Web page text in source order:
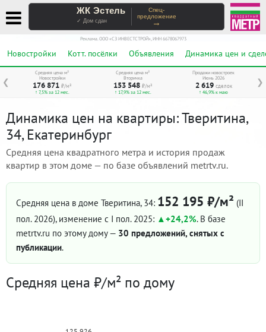
ЖК Эстель
✓ Дом сдан
Спец-
предложение
→
Реклама. ООО «СЗ ИНВЕСТСТРОЙ», ИНН 6678067973
Новостройки Котт. посёлки Объявления Динамика цен и
❮ ❯
Средняя цена м²
Новостройки
176 871 ₽/м²
↑ 7,5% за 12 мес.
Средняя цена м²
Вторичка
153 548 ₽/м²
↑ 17,9% за 12 мес.
Продажи новостроек
Июнь 2026
2 619 сделок
↑ 46,9% к маю
Динамика цен на квартиры: Тверитина,
34, Екатеринбург
Средняя цена квадратного метра и история продаж
квартир в этом доме — по базе объявлений metrtv.ru.
Средняя цена в доме Тверитина, 34: 152 195 ₽/м² (II
пол. 2026), изменение с I пол. 2025: +24,2%. В базе
metrtv.ru по этому дому — 30 предложений, снятых с
публикации.
Средняя цена ₽/м² по дому